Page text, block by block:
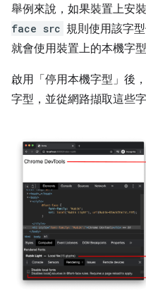
舉例來說，如果裝置上安
face src 規則使用該字
就會使用裝置上的本機字型
啟用「停用本機字型」 後
字型，並從網路擷取這些字